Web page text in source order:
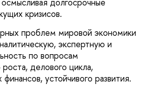
кризисов.
проблем мировой экономики
экспертную и
по вопросам
делового цикла,
устойчивого развития.